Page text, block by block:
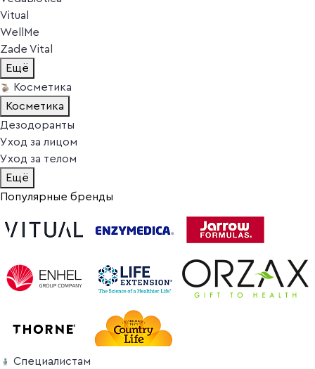
Vitual
WellMe
Zade Vital
Ещё
Косметика
Косметика
Дезодоранты
Уход за лицом
Уход за телом
Ещё
Популярные бренды
Специалистам